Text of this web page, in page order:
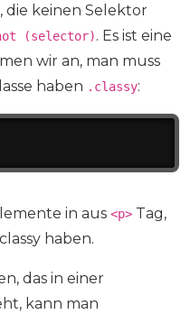
die keinen Selektor
(selector). Es ist eine
wir an, man muss
haben .classy:
in aus <p> Tag,
haben.
das in einer
kann man